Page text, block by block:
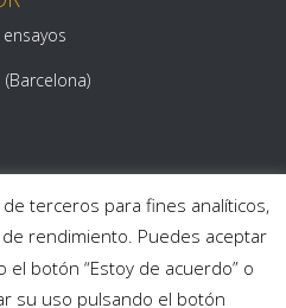
terceros para fines analíticos,
rendimiento. Puedes aceptar
botón “Estoy de acuerdo” o
su uso pulsando el botón